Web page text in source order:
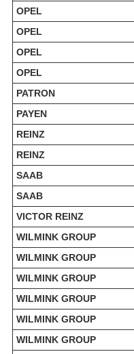
OPEL
OPEL
OPEL
OPEL
PATRON
PAYEN
REINZ
REINZ
SAAB
SAAB
VICTOR REINZ
WILMINK GROUP
WILMINK GROUP
WILMINK GROUP
WILMINK GROUP
WILMINK GROUP
WILMINK GROUP